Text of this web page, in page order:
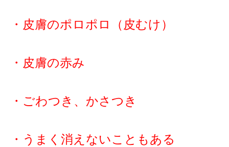
・皮膚のポロポロ（皮むけ）
・皮膚の赤み
・ごわつき、かさつき
・うまく消えないこともある